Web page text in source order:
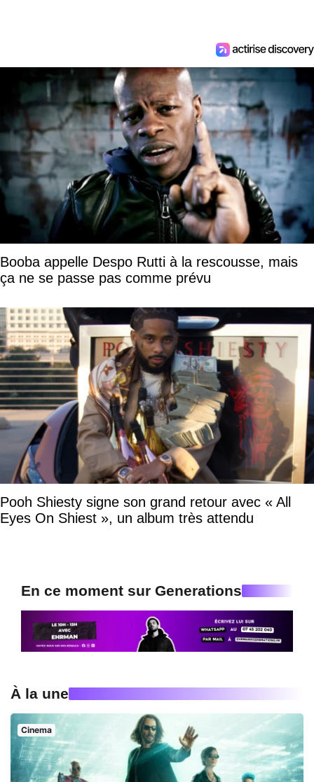
Booba appelle Despo Rutti à la rescousse, mais
ça ne se passe pas comme prévu
Pooh Shiesty signe son grand retour avec « All
Eyes On Shiest », un album très attendu
En ce moment sur Generations
À la une
Cinema